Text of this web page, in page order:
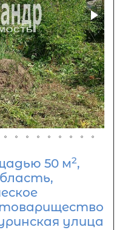
50 м2,
товарищество
улица